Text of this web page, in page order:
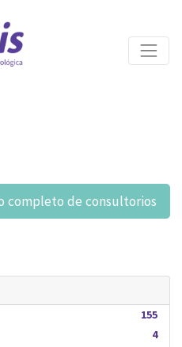
completo de consultorios
155
4